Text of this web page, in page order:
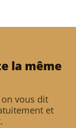
la même
vous dit
et